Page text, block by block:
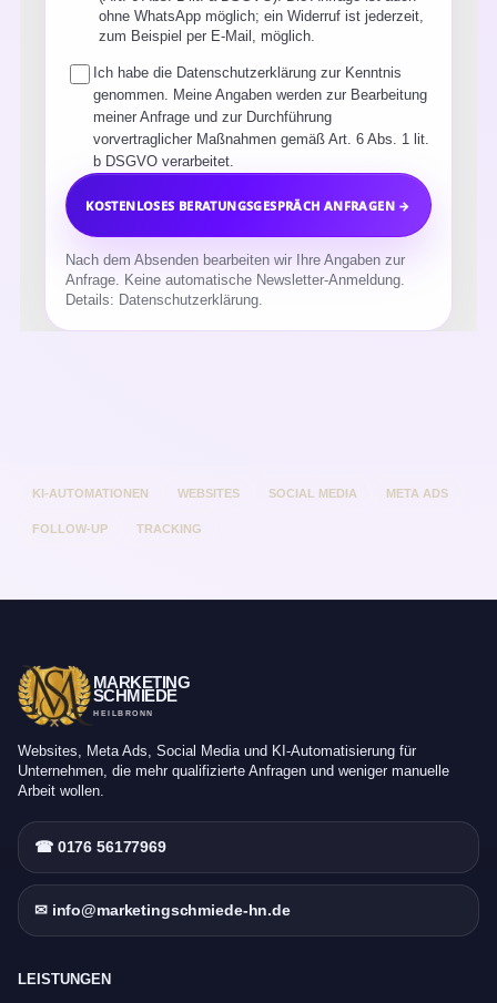
ohne WhatsApp möglich; ein Widerruf ist jederzeit,
zum Beispiel per E-Mail, möglich.
Ich habe die Datenschutzerklärungzur Kenntnis
genommen. Meine Angaben werden zur Bearbeitung
meiner Anfrage und zur Durchführung
vorvertraglicher Maßnahmen gemäß Art. 6 Abs. 1 lit.
b DSGVO verarbeitet.
KOSTENLOSES BERATUNGSGESPRÄCH ANFRAGEN →
Nach dem Absenden bearbeiten wir Ihre Angaben zur
Anfrage. Keine automatische Newsletter-Anmeldung.
Details: Datenschutzerklärung.
KI-AUTOMATIONEN WEBSITES SOCIAL MEDIA META ADS
FOLLOW-UP TRACKING
MARKETING
SCHMIEDE
HEILBRONN
Websites, Meta Ads, Social Media und KI-Automatisierung für
Unternehmen, die mehr qualifizierte Anfragen und weniger manuelle
Arbeit wollen.
☎ 0176 56177969
✉ info@marketingschmiede-hn.de
LEISTUNGEN